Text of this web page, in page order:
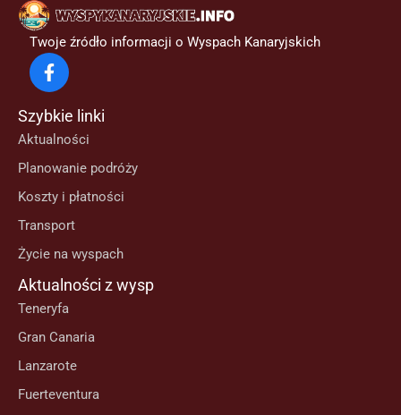
Twoje źródło informacji o Wyspach Kanaryjskich
Szybkie linki
Aktualności
Planowanie podróży
Koszty i płatności
Transport
Życie na wyspach
Aktualności z wysp
Teneryfa
Gran Canaria
Lanzarote
Fuerteventura